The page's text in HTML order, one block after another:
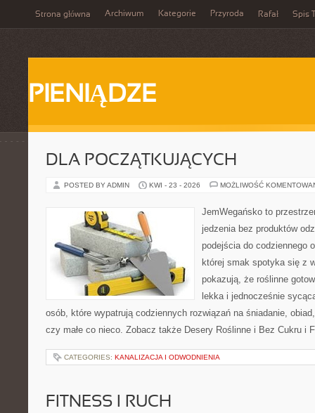
Strona główna Archiwum Kategorie Przyroda Rafał Spis
PIENIĄDZE
DLA POCZĄTKUJĄCYCH
POSTED BY ADMIN KWI - 23 - 2026 MOŻLIWOŚĆ
JemWegańsko to
jedzenia bez produktów
podejścia do codziennego
której smak spotyka się z
pokazują, że roślinne
lekka i jednocześnie
osób, które wypatrują codziennych rozwiązań na śniadanie,
czy małe co nieco. Zobacz także Desery Roślinne i Bez Cukru i
CATEGORIES: KANALIZACJA I ODWODNIENIA
FITNESS I RUCH